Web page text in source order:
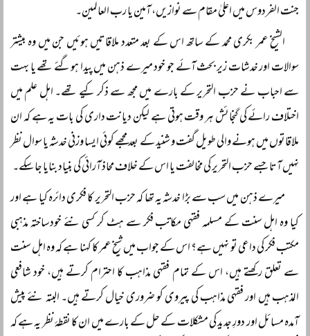
جنت الفردوس میں اعلیٰ مقام سے نوازیں، آمین یا رب العالمین۔
الشیخ عمر بکری محمد کے ساتھ اس کے بعد متعدد ملاقاتیں ہوئیں جن میں وہ بیشتر
سوالات اور خدشات زیر بحث آئے جو خود میرے ذہن میں پیدا ہوگئے تھے یا بہت
سے احباب نے حزب التحریر کے بارے میں مجھ سے ذکر کیے تھے۔ اہل علم میں
اختلاف رائے کی گنجائش ہر وقت ہوتی ہے لیکن دیانت داری کی بات یہ ہے کہ ان
ملاقاتوں میں ہونے والی طویل گفت و شنید کے بعد مجھے کوئی ایسا وزنی خدشہ یا سوال نظر
نہیں آتا جسے حزب التحریر کی مخالفت یا اس کے خلاف محاذ آرائی کی بنیاد بنایا جا سکے۔
میرے ذہن میں سب سے بڑا خدشہ یہ تھا کہ حزب التحریر کا فکری دائرہ کیا ہے اور
کیا وہ اہل سنت کے مسلمہ فقہی مکاتب فکر سے ہٹ کر کسی نئے خودساختہ مذہبی
مکتب فکر کی داعی تو نہیں ہے؟ اس کے جواب میں شیخ عمر کا کہنا ہے کہ وہ اہل سنت
سے تعلق رکھتے ہیں، اس کے تمام فقہی مذاہب کا احترام کرتے ہیں، خود شافعی
المذہب ہیں اور فقہی مذاہب کی پیروی کو ضروری خیال کرتے ہیں۔ البتہ نئے پیش
آمدہ مسائل اور دورِ جدید کی مشکلات کے حل کے بارے میں ان کا نقطۂ نظر یہ ہے کہ